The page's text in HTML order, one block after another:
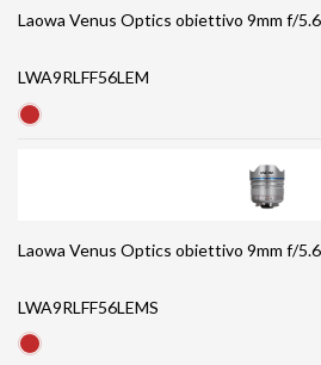
LWA9RLFF56LEM
LWA9RLFF56LEMS